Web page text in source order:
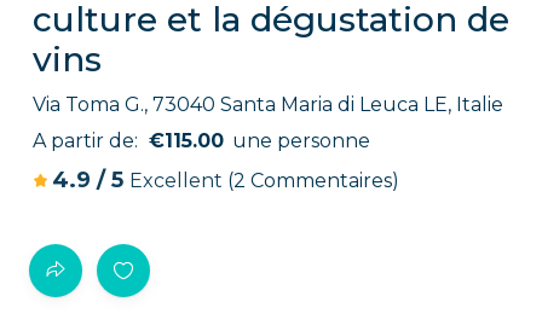
culture et la dégustation de
vins
Via Toma G., 73040 Santa Maria di Leuca LE, Italie
A partir de: €115.00 une personne
4.9 /5 Excellent (2 Commentaires)